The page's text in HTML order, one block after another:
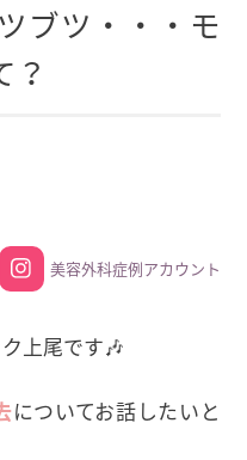
ブツ・・・モ
？
美容外科症例アカウント
上尾です🎶
についてお話したいと